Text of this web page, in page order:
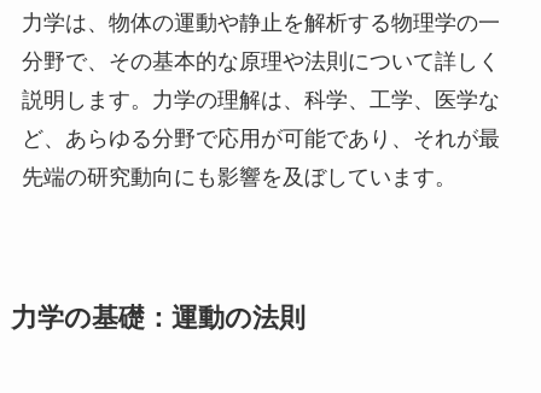
力学は、物体の運動や静止を解析する物理学の一
分野で、その基本的な原理や法則について詳しく
説明します。力学の理解は、科学、工学、医学な
ど、あらゆる分野で応用が可能であり、それが最
先端の研究動向にも影響を及ぼしています。
力学の基礎：運動の法則